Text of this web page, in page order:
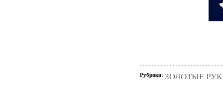
Рубрики: ЗОЛОТЫЕ